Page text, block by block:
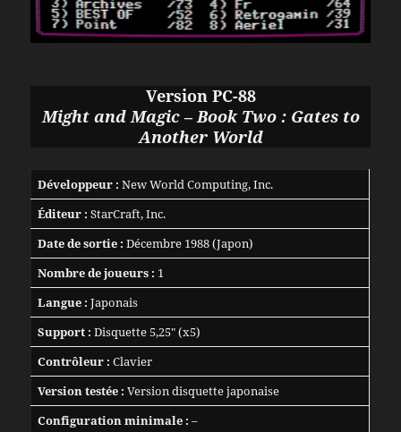
Version PC-88
Might and Magic – Book Two : Gates to
Another World
Développeur : New World Computing, Inc.
Éditeur : StarCraft, Inc.
Date de sortie : Décembre 1988 (Japon)
Nombre de joueurs : 1
Langue : Japonais
Support : Disquette 5,25″ (x5)
Contrôleur : Clavier
Version testée : Version disquette japonaise
Configuration minimale : –